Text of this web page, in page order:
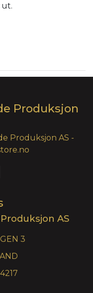
ut.
Produksjon
Produksjon AS -
AS
3